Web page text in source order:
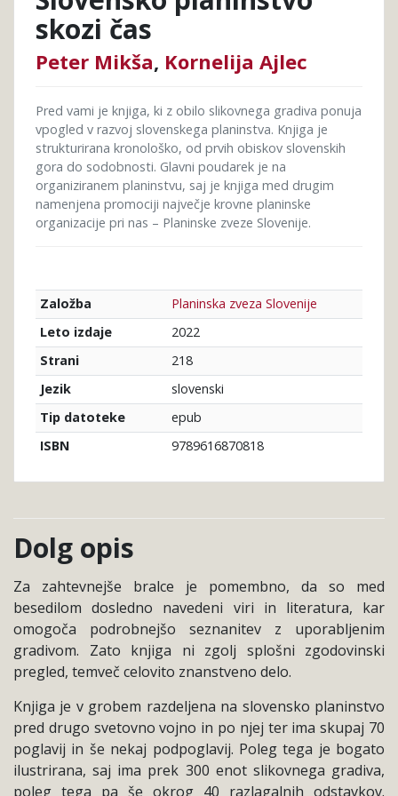
skozi čas
Peter Mikša, Kornelija Ajlec
Pred vami je knjiga, ki z obilo slikovnega gradiva ponuja
vpogled v razvoj slovenskega planinstva. Knjiga je
strukturirana kronološko, od prvih obiskov slovenskih
gora do sodobnosti. Glavni poudarek je na
organiziranem planinstvu, saj je knjiga med drugim
namenjena promociji največje krovne planinske
organizacije pri nas – Planinske zveze Slovenije.
Založba
Planinska zveza Slovenije
Leto izdaje
2022
Strani
218
Jezik
slovenski
Tip datoteke
epub
ISBN
9789616870818
Dolg opis
Za zahtevnejše bralce je pomembno, da so med
besedilom dosledno navedeni viri in literatura, kar
omogoča podrobnejšo seznanitev z uporabljenim
gradivom. Zato knjiga ni zgolj splošni zgodovinski
pregled, temveč celovito znanstveno delo.
Knjiga je v grobem razdeljena na slovensko planinstvo
pred drugo svetovno vojno in po njej ter ima skupaj 70
poglavij in še nekaj podpoglavij. Poleg tega je bogato
ilustrirana, saj ima prek 300 enot slikovnega gradiva,
poleg tega pa še okrog 40 razlagalnih odstavkov.